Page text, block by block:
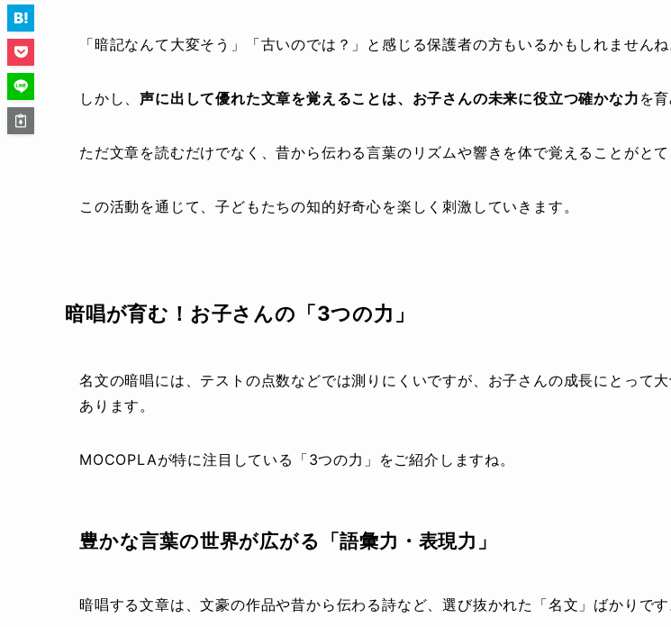
「暗記なんて大変そう」「古いのでは？」と感じる保護者の方もいるかもしれませんね
しかし、声に出して優れた文章を覚えることは、お子さんの未来に役立つ確かな力 を
ただ文章を読むだけでなく、昔から伝わる言葉のリズムや響きを体で覚えることがとて
この活動を通じて、子どもたちの知的好奇心を楽しく刺激していきます。
暗唱が育む！お子さんの「3つの力」
名文の暗唱には、テストの点数などでは測りにくいですが、お子さんの成長にとって
あります。
MOCOPLAが特に注目している「3つの力」をご紹介しますね。
豊かな言葉の世界が広がる「語彙力・表現力」
暗唱する文章は、文豪の作品や昔から伝わる詩など、選び抜かれた「名文」ばかりです